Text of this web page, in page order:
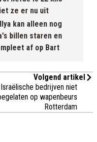
ze er nu uit
kan alleen nog
billen staren en
af op Bart
Volgend artikel
Israëlische bedrijven niet
op wapenbeurs
Rotterdam